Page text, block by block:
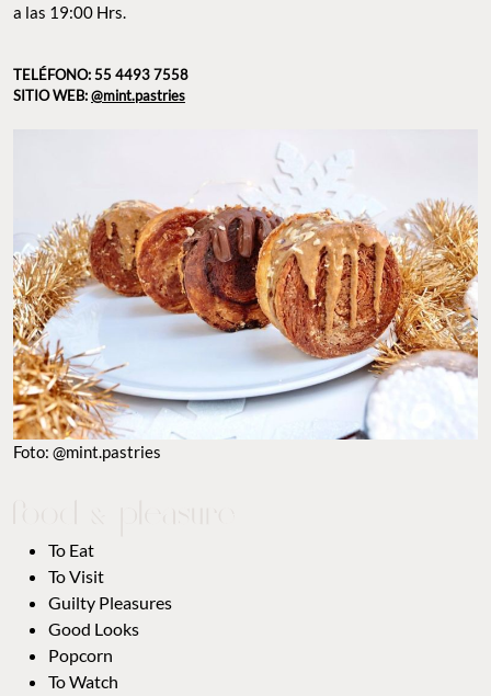
a las 19:00 Hrs.
TELÉFONO: 55 4493 7558
SITIO WEB:@mint.pastries
Foto: @mint.pastries
To Eat
To Visit
Guilty Pleasures
Good Looks
Popcorn
To Watch